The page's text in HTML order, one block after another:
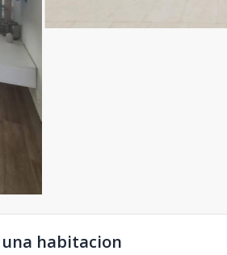
habitacion